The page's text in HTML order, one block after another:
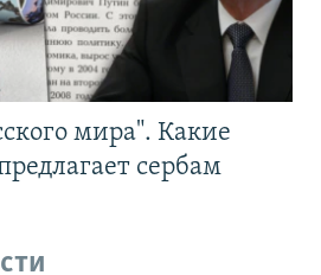
мира". Какие
сербам